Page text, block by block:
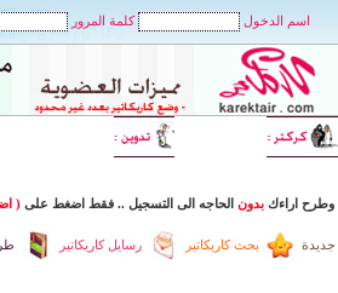
اسم الدخول كلمة المرور
وطرح اراءك بدون الحاجه الى التسجيل .. فقط اضغط على (
رسايل كاريكاتير بحث كاريكاتير جديدة